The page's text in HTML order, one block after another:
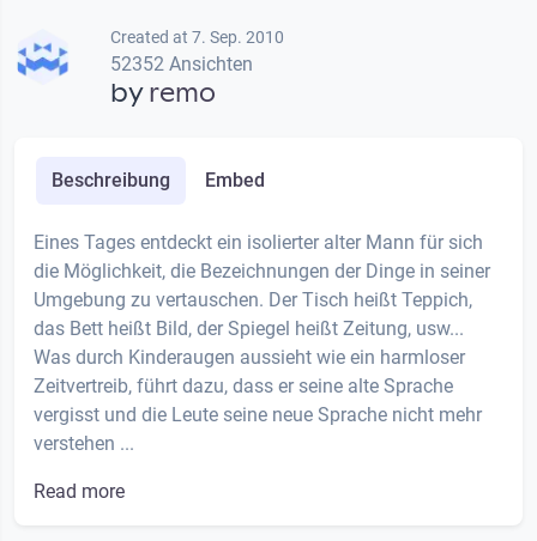
Created at 7. Sep. 2010
52352 Ansichten
byremo
Beschreibung Embed
Eines Tages entdeckt ein isolierter alter Mann für sich
die Möglichkeit, die Bezeichnungen der Dinge in seiner
Umgebung zu vertauschen. Der Tisch heißt Teppich,
das Bett heißt Bild, der Spiegel heißt Zeitung, usw...
Was durch Kinderaugen aussieht wie ein harmloser
Zeitvertreib, führt dazu, dass er seine alte Sprache
vergisst und die Leute seine neue Sprache nicht mehr
verstehen ...
Read more